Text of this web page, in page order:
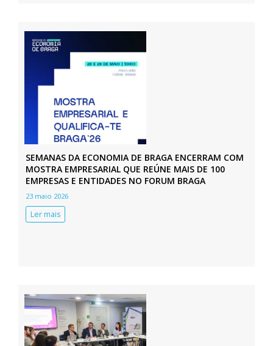
SEMANAS DA ECONOMIA DE BRAGA ENCERRAM COM
MOSTRA EMPRESARIAL QUE REÚNE MAIS DE 100
EMPRESAS E ENTIDADES NO FORUM BRAGA
23 maio 2026
Ler mais